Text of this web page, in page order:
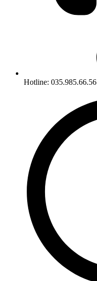
Hotline: 035.985.66.56